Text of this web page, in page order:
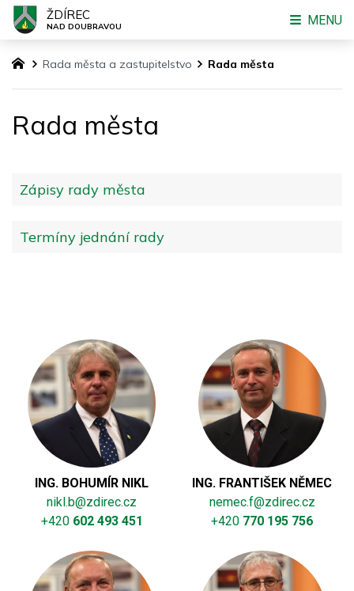
Rada města a zastupitelstvo Rada města
Rada města
Zápisy rady města
Termíny jednání rady
ING. BOHUMÍR NIKL
nikl.b@zdirec.cz
+420 602 493 451
ING. FRANTIŠEK NĚMEC
nemec.f@zdirec.cz
+420 770 195 756
ŽDÍREC
NAD DOUBRAVOU MENU